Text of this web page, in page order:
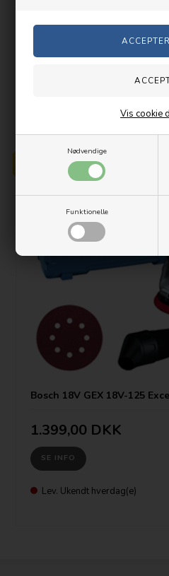
Nødvendige
Funktionelle
Vis cookie
PRISGARANTI
Bosch 18V GEX 18V-125
1.399,00 DKK
SE INFO
Lev. Ukendt hverdag(e)